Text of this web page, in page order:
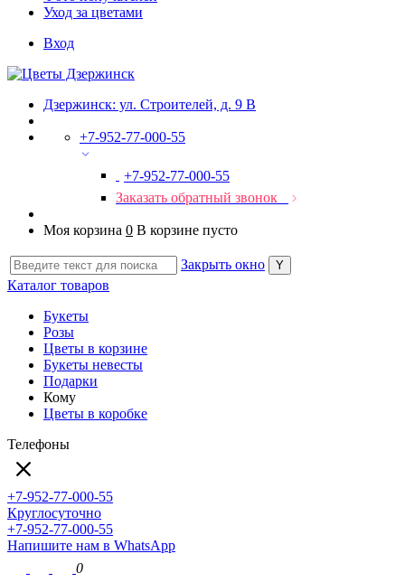
Уход за цветами
Вход
Дзержинск: ул. Строителей, д. 9 В
+7-952-77-000-55
+7-952-77-000-55
Заказать обратный звонок
Моя корзина 0 В корзине пусто
Закрыть окно
Каталог товаров
Букеты
Розы
Цветы в корзине
Букеты невесты
Подарки
Кому
Цветы в коробке
Телефоны
+7-952-77-000-55
Круглосуточно
+7-952-77-000-55
Напишите нам в WhatsApp
0